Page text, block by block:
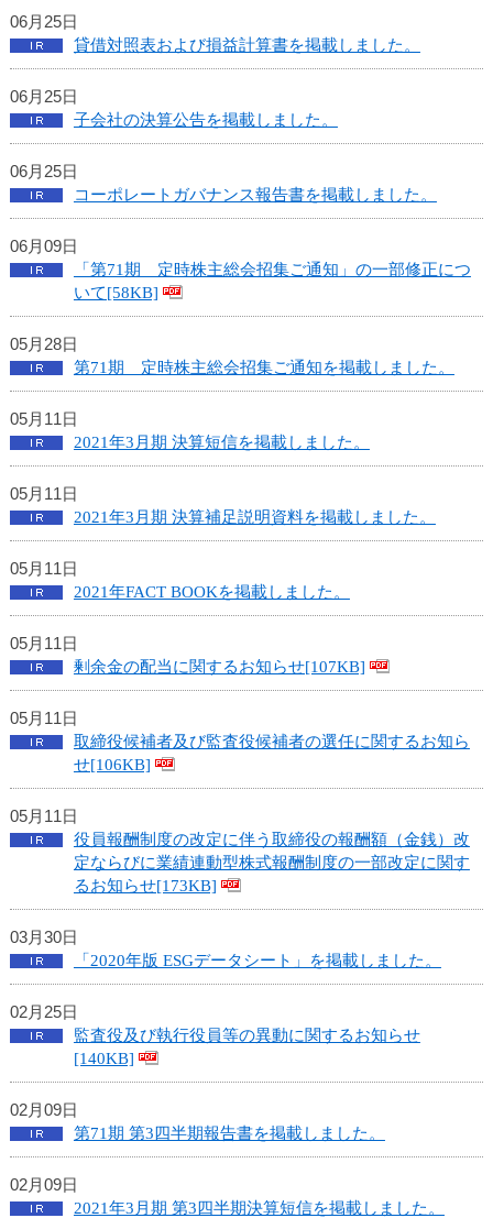
06月25日
貸借対照表および損益計算書を掲載しました。
06月25日
子会社の決算公告を掲載しました。
06月25日
コーポレートガバナンス報告書を掲載しました。
06月09日
「第71期 定時株主総会招集ご通知」の一部修正につ
いて[58KB]
05月28日
第71期 定時株主総会招集ご通知を掲載しました。
05月11日
2021年3月期 決算短信を掲載しました。
05月11日
2021年3月期 決算補足説明資料を掲載しました。
05月11日
2021年FACT BOOKを掲載しました。
05月11日
剰余金の配当に関するお知らせ[107KB]
05月11日
取締役候補者及び監査役候補者の選任に関するお知ら
せ[106KB]
05月11日
役員報酬制度の改定に伴う取締役の報酬額（金銭）改
定ならびに業績連動型株式報酬制度の一部改定に関す
るお知らせ[173KB]
03月30日
「2020年版 ESGデータシート」を掲載しました。
02月25日
監査役及び執行役員等の異動に関するお知らせ
[140KB]
02月09日
第71期 第3四半期報告書を掲載しました。
02月09日
2021年3月期 第3四半期決算短信を掲載しました。